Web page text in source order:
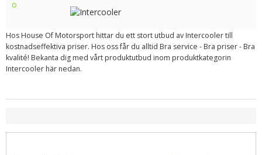
Hos House Of Motorsport hittar du ett stort utbud av Intercooler till
kostnadseffektiva priser. Hos oss får du alltid Bra service - Bra priser - Bra
kvalité! Bekanta dig med vårt produktutbud inom produktkategorin
Intercooler här nedan.